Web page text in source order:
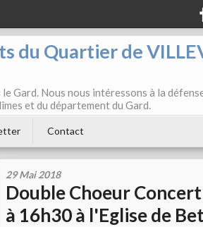
du Quartier de
Gard. Nous nous intéressons à la
et du département du Gard.
Contact
29 Mai 2018
Double Choeur
à 16h30 à l'Eglise de